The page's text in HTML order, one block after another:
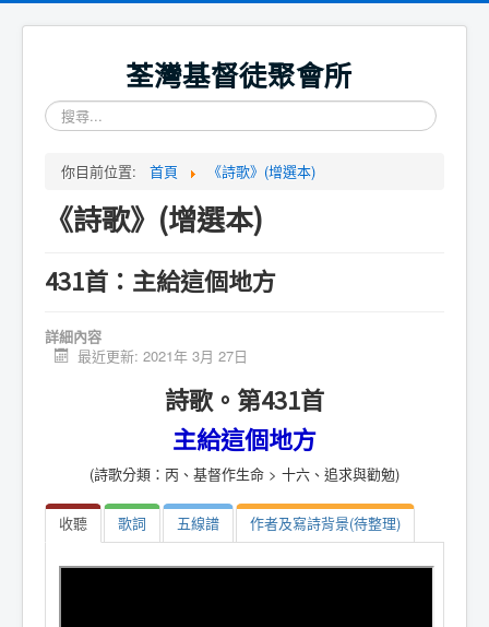
荃灣基督徒聚會所
搜
尋...
你目前位置:
首頁 《詩歌》(增選本)
《詩歌》(增選本)
431首：主給這個地方
詳細內容
最近更新: 2021年 3月 27日
詩歌。第431首
主給這個地方
(詩歌分類：丙、基督作生命 > 十六、追求與勸勉)
收聽 歌詞 五線譜 作者及寫詩背景(待整理)